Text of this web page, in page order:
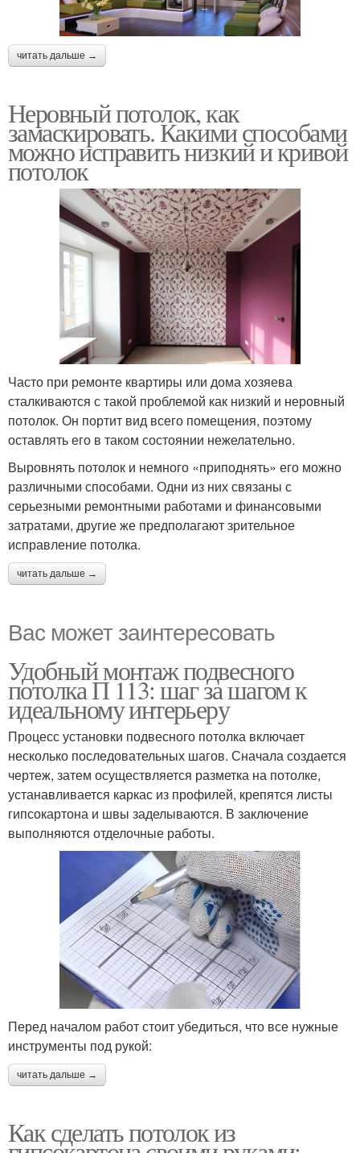
читать дальше →
Неровный потолок, как
замаскировать. Какими способами
можно исправить низкий и кривой
потолок
Часто при ремонте квартиры или дома хозяева
сталкиваются с такой проблемой как низкий и неровный
потолок. Он портит вид всего помещения, поэтому
оставлять его в таком состоянии нежелательно.
Выровнять потолок и немного «приподнять» его можно
различными способами. Одни из них связаны с
серьезными ремонтными работами и финансовыми
затратами, другие же предполагают зрительное
исправление потолка.
читать дальше →
Вас может заинтересовать
Удобный монтаж подвесного
потолка П 113: шаг за шагом к
идеальному интерьеру
Процесс установки подвесного потолка включает
несколько последовательных шагов. Сначала создается
чертеж, затем осуществляется разметка на потолке,
устанавливается каркас из профилей, крепятся листы
гипсокартона и швы заделываются. В заключение
выполняются отделочные работы.
Перед началом работ стоит убедиться, что все нужные
инструменты под рукой:
читать дальше →
Как сделать потолок из